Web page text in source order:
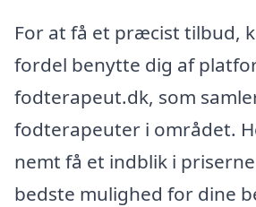
For at få et præcist tilbud,
fordel benytte dig af
fodterapeut.dk, som
fodterapeuter i området.
nemt få et indblik i
bedste mulighed for dine